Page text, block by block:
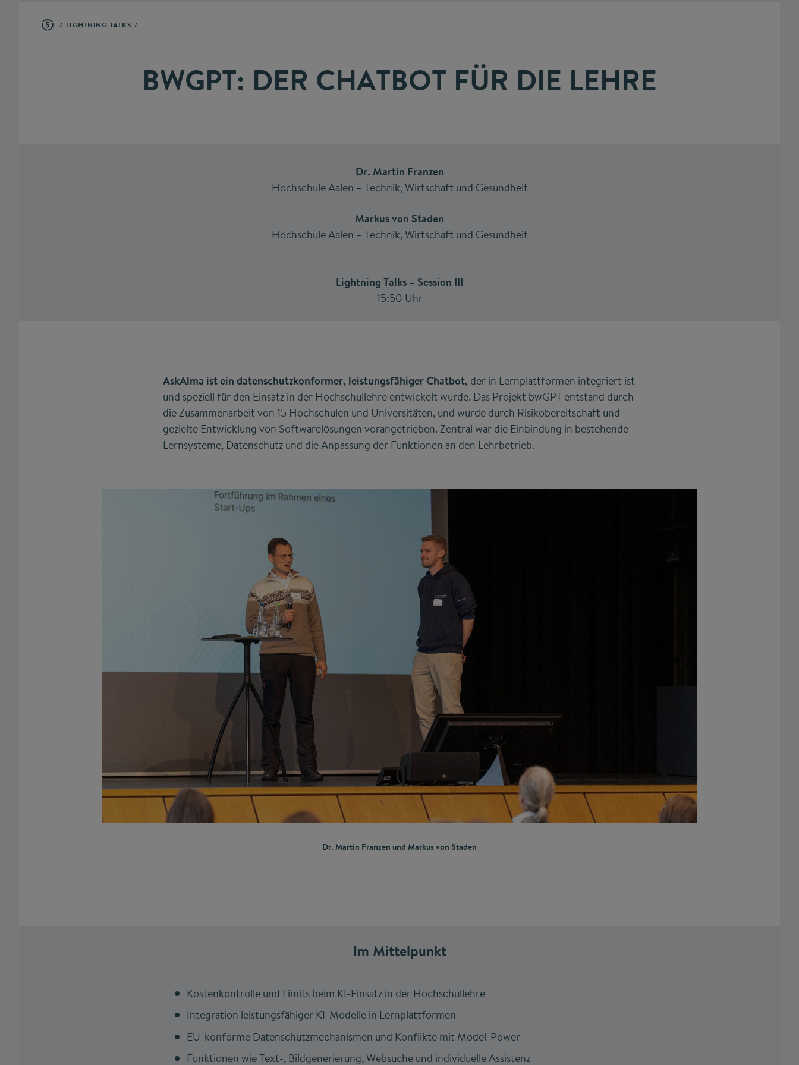
LIGHTNING TALKS
BWGPT: DER CHATBOT FÜR DIE LEHRE
Dr. Martin Franzen
Hochschule Aalen – Technik, Wirtschaft und Gesundheit
Markus von Staden
Hochschule Aalen – Technik, Wirtschaft und Gesundheit
Lightning Talks – Session III
15:50 Uhr
AskAlma ist ein datenschutzkonformer, leistungsfähiger Chatbot, der in Lernplattformen integriert ist
und speziell für den Einsatz in der Hochschullehre entwickelt wurde. Das Projekt bwGPT entstand durch
die Zusammenarbeit von 15 Hochschulen und Universitäten, und wurde durch Risikobereitschaft und
gezielte Entwicklung von Softwarelösungen vorangetrieben. Zentral war die Einbindung in bestehende
Lernsysteme, Datenschutz und die Anpassung der Funktionen an den Lehrbetrieb.
Dr. Martin Franzen und Markus von Staden
Im Mittelpunkt
Kostenkontrolle und Limits beim KI-Einsatz in der Hochschullehre
Integration leistungsfähiger KI-Modelle in Lernplattformen
EU-konforme Datenschutzmechanismen und Konflikte mit Model-Power
Funktionen wie Text-, Bildgenerierung, Websuche und individuelle Assistenz